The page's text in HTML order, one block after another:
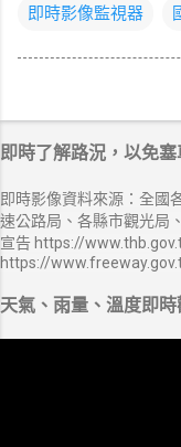
即時影像監視器
即時了解路況，以免塞
即時影像資料來源：全國
速公路局、各縣市觀光局
宣告 https://
https://
天氣、雨量、溫度即